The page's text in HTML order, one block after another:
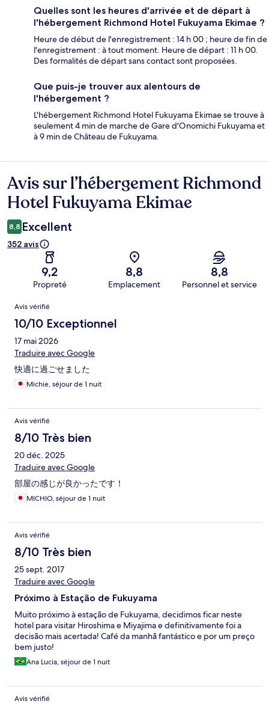
Quelles sont les heures d'arrivée et de départ à
l'hébergement Richmond Hotel Fukuyama Ekimae ?
Heure de début de l'enregistrement : 14 h 00 ; heure de fin de
l'enregistrement : à tout moment. Heure de départ : 11 h 00.
Des formalités de départ sans contact sont proposées.
Que puis-je trouver aux alentours de
l'hébergement ?
L'hébergement Richmond Hotel Fukuyama Ekimae se trouve à
seulement 4 min de marche de Gare d'Onomichi Fukuyama et
à 9 min de Château de Fukuyama.
Avis
Avis sur l’hébergement Richmond
Hotel Fukuyama Ekimae
8,8 Excellent
352 avis
9,2
Propreté
8,8
Emplacement
8,8
Personnel et service
Avis
Avis vérifié
10/10 Exceptionnel
17 mai 2026
Traduire avec Google
快適に過ごせました
Michie, séjour de 1 nuit
Avis vérifié
8/10 Très bien
20 déc. 2025
Traduire avec Google
部屋の感じが良かったです！
MICHIO, séjour de 1 nuit
Avis vérifié
8/10 Très bien
25 sept. 2017
Traduire avec Google
Próximo à Estação de Fukuyama
Muito próximo à estação de Fukuyama, decidimos ficar neste
hotel para visitar Hiroshima e Miyajima e definitivamente foi a
decisão mais acertada! Café da manhã fantástico e por um preço
bem justo!
Ana Lucia, séjour de 1 nuit
Avis vérifié